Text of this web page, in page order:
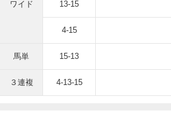
ワイド 13-15
4-15
馬単 15-13
３連複 4-13-15